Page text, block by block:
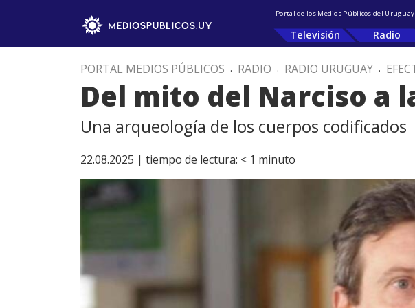
Portal de los Medios Públicos del Uruguay
Televisión Radio
PORTAL MEDIOS PÚBLICOS . RADIO . RADIO URUGUAY .
Del mito del Narciso a
Una arqueología de los cuerpos codificados
22.08.2025 | tiempo de lectura: < 1 minuto